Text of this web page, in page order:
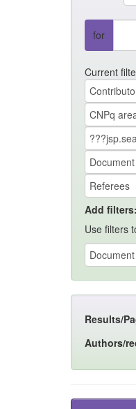
for
Current
Add filters:
Use filters
Results/
Authors/